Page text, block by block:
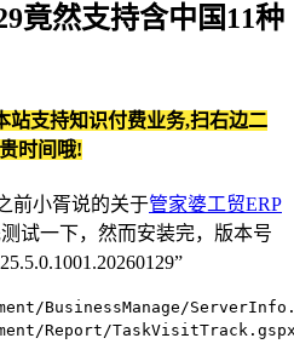
竟然支持含中国11种
站支持知识付费业务,扫右边二
时间哦!
前小胥说的关于管家婆工贸ERP
试一下，然而安装完，版本号
BusinessManage/
Report/